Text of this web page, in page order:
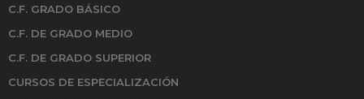
C.F. GRADO BÁSICO
C.F. DE GRADO MEDIO
C.F. DE GRADO SUPERIOR
CURSOS DE ESPECIALIZACIÓN